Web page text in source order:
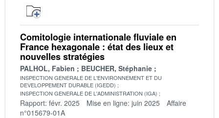
Comitologie internationale fluviale en
France hexagonale : état des lieux et
nouvelles stratégies
PALHOL, Fabien BEUCHER, Stéphanie
INSPECTION GENERALE DE L'ENVIRONNEMENT ET DU
DEVELOPPEMENT DURABLE (IGEDD)
INSPECTION GENERALE DE L'ADMINISTRATION (IGA)
Rapport: févr. 2025 Mise en ligne: juin 2025
Affaire
n°015679-01A